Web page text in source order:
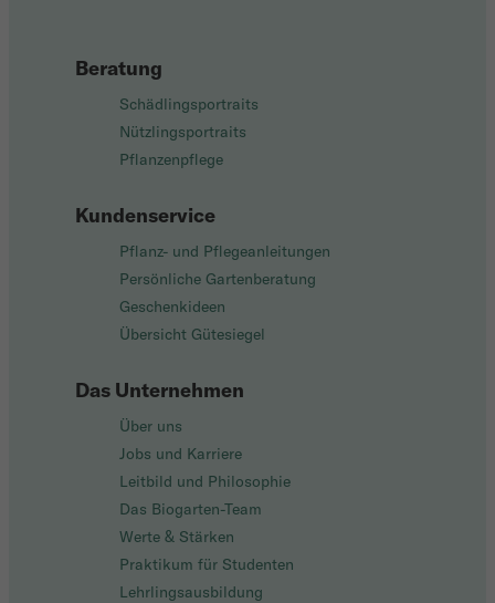
Beratung
Schädlingsportraits
Nützlingsportraits
Pflanzenpflege
Kundenservice
Pflanz- und Pflegeanleitungen
Persönliche Gartenberatung
Geschenkideen
Übersicht Gütesiegel
Das Unternehmen
Über uns
Jobs und Karriere
Leitbild und Philosophie
Das Biogarten-Team
Werte & Stärken
Praktikum für Studenten
Lehrlingsausbildung